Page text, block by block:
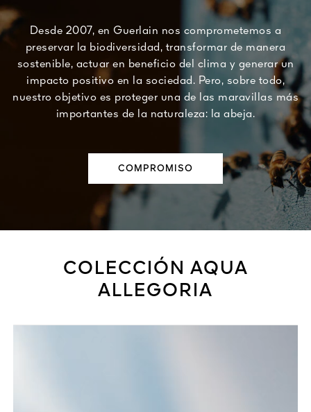
Desde 2007, en Guerlain nos comprometemos a
preservar la biodiversidad, transformar de manera
sostenible, actuar en beneficio del clima y generar un
impacto positivo en la sociedad. Pero, sobre todo,
nuestro objetivo es proteger una de las maravillas más
importantes de la naturaleza: la abeja.
COMPROMISO
COLECCIÓN AQUA
ALLEGORIA